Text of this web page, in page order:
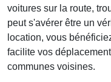
voitures sur la route,
peut s'avérer être un
location, vous
facilite vos
communes voisines.